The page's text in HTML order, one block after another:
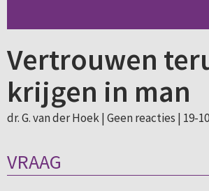
Vertrouwen
krijgen in man
dr. G. van der Hoek | Geen reacties | 19-
VRAAG